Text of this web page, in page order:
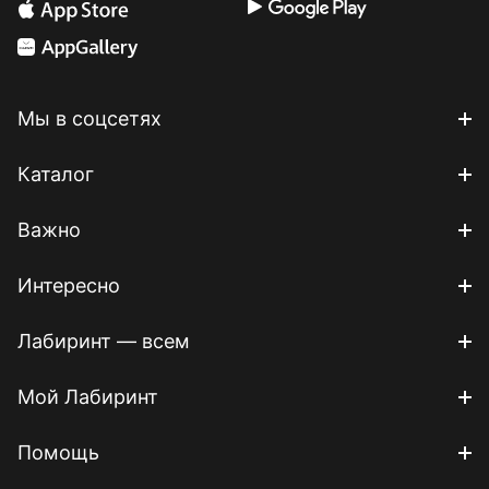
Мы в соцсетях
Каталог
Важно
Интересно
Лабиринт — всем
Мой Лабиринт
Помощь